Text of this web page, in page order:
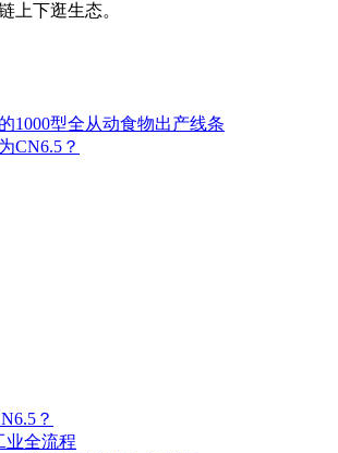
上下逛生态。
1000型全从动食物出产线条
CN6.5？
？
业全流程